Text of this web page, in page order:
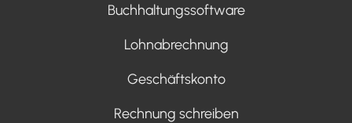
Buchhaltungssoftware
Lohnabrechnung
Geschäftskonto
Rechnung schreiben